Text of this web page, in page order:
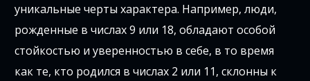
уникальные черты характера. Например, люди,
рожденные в числах 9 или 18, обладают особой
стойкостью и уверенностью в себе, в то время
как те, кто родился в числах 2 или 11, склонны к